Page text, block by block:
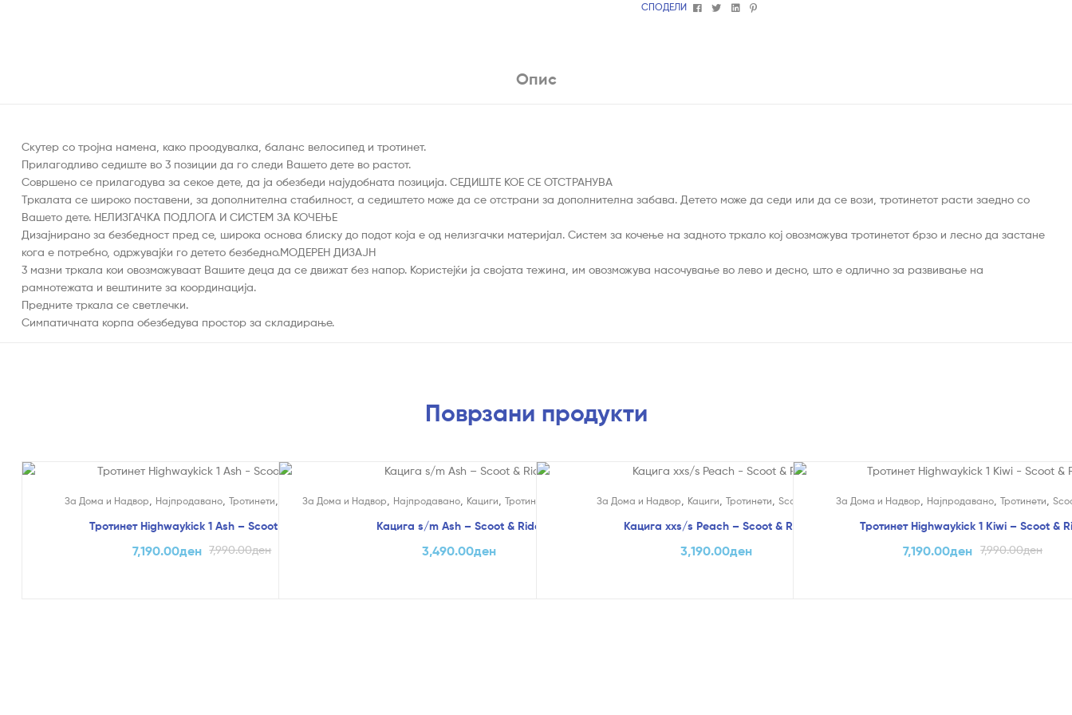
СПОДЕЛИ
FacebookTwitterLinkedin
Pinterest
Опис
Скутер со тројна намена, како проодувалка, баланс велосипед и тротинет.
Прилагодливо седиште во 3 позиции да го следи Вашето дете во растот.
Совршено се прилагодува за секое дете, да ја обезбеди најудобната позиција. СЕДИШТЕ КОЕ СЕ ОТСТРАНУВА
Тркалата се широко поставени, за дополнителна стабилност, а седиштето може да се отстрани за дополнителна забава. Детето може да седи или да се вози, тротинетот расти заедно со
Вашето дете. НЕЛИЗГАЧКА ПОДЛОГА И СИСТЕМ ЗА КОЧЕЊЕ
Дизајнирано за безбедност пред се, широка основа блиску до подот која е од нелизгачки материјал. Систем за кочење на задното тркало кој овозможува тротинетот брзо и лесно да застане
кога е потребно, одржувајќи го детето безбедно.МОДЕРЕН ДИЗАЈН
3 мазни тркала кои овозможуваат Вашите деца да се движат без напор. Користејќи ја својата тежина, им овозможува насочување во лево и десно, што е одлично за развивање на
рамнотежата и вештините за координација.
Предните тркала се светлечки.
Симпатичната корпа обезбедува простор за складирање.
Поврзани продукти
За Дома и Надвор, Најпродавано, Тротинети, Scoot & Ride
Тротинет Highwaykick 1 Ash – Scoot & Ride
7,990.00ден
7,190.00ден
За Дома и Надвор, Најпродавано, Кациги,Тротинети Scoot & Ride
Кацига s/m Ash – Scoot & Ride
3,490.00ден
За Дома и Надвор, Кациги, Тротинети, Scoot & Ride
Кацига xxs/s Peach – Scoot & Ride
3,190.00ден
За Дома и Надвор, Најпродавано, Тротинети,
Тротинет Highwaykick 1 Kiwi – Scoot &
7,990.00ден
7,190.00ден